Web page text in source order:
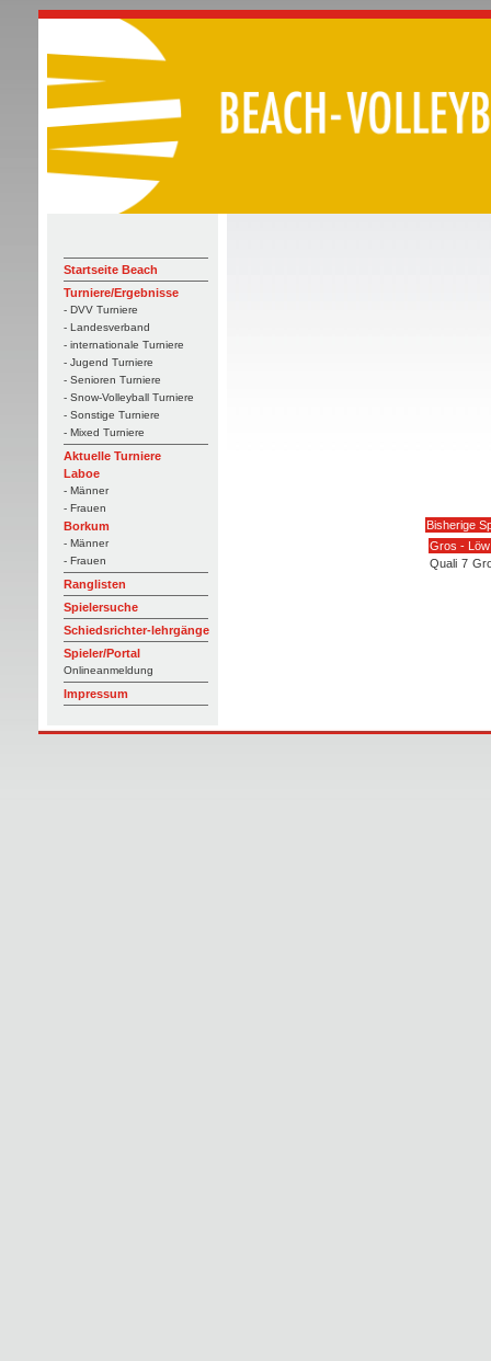
Startseite Beach
Turniere/Ergebnisse
- DVV Turniere
- Landesverband
- internationale Turniere
- Jugend Turniere
- Senioren Turniere
- Snow-Volleyball Turniere
- Sonstige Turniere
- Mixed Turniere
Aktuelle Turniere
Laboe
- Männer
- Frauen
Borkum
- Männer
- Frauen
Ranglisten
Spielersuche
Schiedsrichter-lehrgänge
Spieler/Portal
Onlineanmeldung
Impressum
Bisherige
Gros -
Quali 7